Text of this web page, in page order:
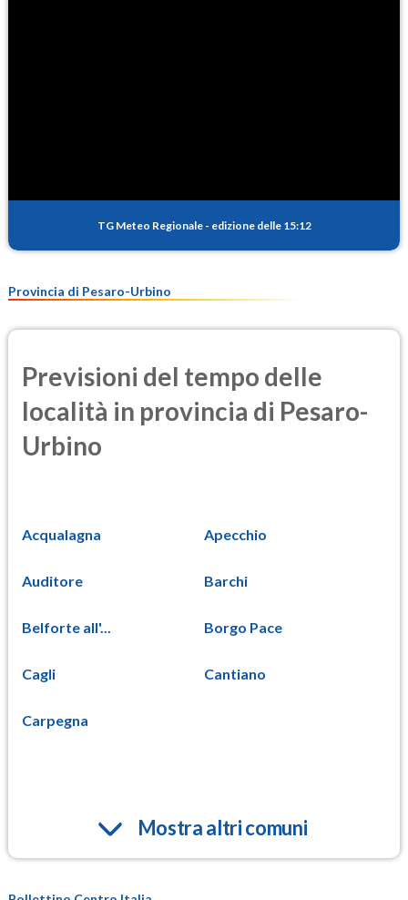
TG Meteo Regionale - edizione delle 15:12
Provincia di Pesaro-Urbino
Previsioni del tempo delle
località in provincia di Pesaro-
Urbino
Acqualagna Apecchio
Auditore Barchi
Belforte all'... Borgo Pace
Cagli Cantiano
Carpegna
Mostra altri comuni